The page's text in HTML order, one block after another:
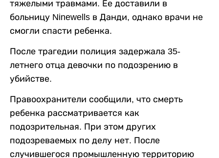
тяжелыми травмами. Ее доставили в
больницу Ninewells в Данди, однако врачи не
смогли спасти ребенка.
После трагедии полиция задержала 35-
летнего отца девочки по подозрению в
убийстве.
Правоохранители сообщили, что смерть
ребенка рассматривается как
подозрительная. При этом других
подозреваемых по делу нет. После
случившегося промышленную территорию